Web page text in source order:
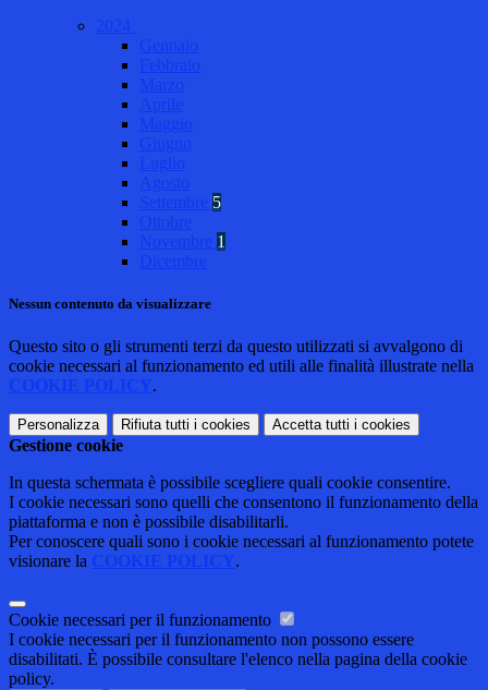
Gennaio
Febbraio
Marzo
Aprile
Maggio
Giugno
Luglio
Agosto
Settembre 5
Ottobre
Novembre 1
Dicembre
Nessun contenuto da visualizzare
Questo sito o gli strumenti terzi da questo utilizzati si avvalgono di
cookie necessari al funzionamento ed utili alle finalità illustrate nella
COOKIE POLICY .
Personalizza Rifiuta tutti i cookies Accetta tutti i cookies
Gestione cookie
In questa schermata è possibile scegliere quali cookie consentire.
I cookie necessari sono quelli che consentono il funzionamento della
piattaforma e non è possibile disabilitarli.
Per conoscere quali sono i cookie necessari al funzionamento potete
visionare la
COOKIE POLICY .
Cookie necessari per il funzionamento
I cookie necessari per il funzionamento non possono essere
disabilitati. È possibile consultare l'elenco nella pagina della cookie
policy.